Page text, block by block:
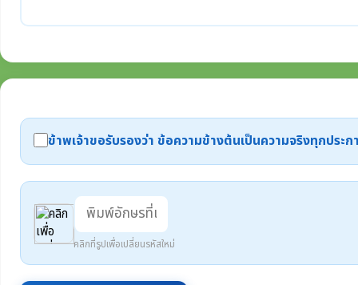
ข้าพเจ้าขอรับรองว่า ข้อความข้างต้นเป็นความจริงทุกปร
คลิกที่รูปเพื่อเปลี่ยนรหัสใหม่